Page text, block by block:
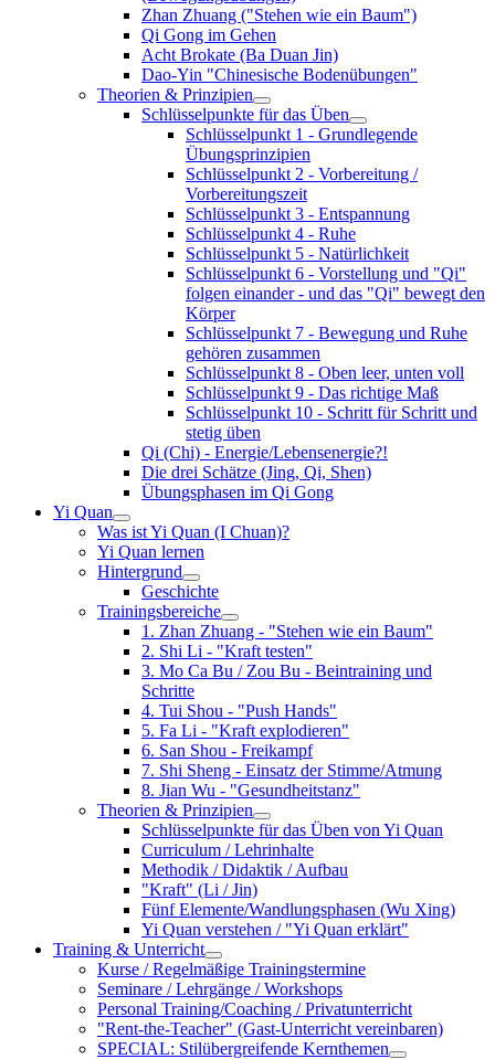
Zhan Zhuang ("Stehen wie ein Baum")
Qi Gong im Gehen
Acht Brokate (Ba Duan Jin)
Dao-Yin "Chinesische Bodenübungen"
Theorien & Prinzipien
Schlüsselpunkte für das Üben
Schlüsselpunkt 1 - Grundlegende
Übungsprinzipien
Schlüsselpunkt 2 - Vorbereitung /
Vorbereitungszeit
Schlüsselpunkt 3 - Entspannung
Schlüsselpunkt 4 - Ruhe
Schlüsselpunkt 5 - Natürlichkeit
Schlüsselpunkt 6 - Vorstellung und "Qi"
folgen einander - und das "Qi" bewegt den
Körper
Schlüsselpunkt 7 - Bewegung und Ruhe
gehören zusammen
Schlüsselpunkt 8 - Oben leer, unten voll
Schlüsselpunkt 9 - Das richtige Maß
Schlüsselpunkt 10 - Schritt für Schritt und
stetig üben
Qi (Chi) - Energie/Lebensenergie?!
Die drei Schätze (Jing, Qi, Shen)
Übungsphasen im Qi Gong
Yi Quan
Was ist Yi Quan (I Chuan)?
Yi Quan lernen
Hintergrund
Geschichte
Trainingsbereiche
1. Zhan Zhuang - "Stehen wie ein Baum"
2. Shi Li - "Kraft testen"
3. Mo Ca Bu / Zou Bu - Beintraining und
Schritte
4. Tui Shou - "Push Hands"
5. Fa Li - "Kraft explodieren"
6. San Shou - Freikampf
7. Shi Sheng - Einsatz der Stimme/Atmung
8. Jian Wu - "Gesundheitstanz"
Theorien & Prinzipien
Schlüsselpunkte für das Üben von Yi Quan
Curriculum / Lehrinhalte
Methodik / Didaktik / Aufbau
"Kraft" (Li / Jin)
Fünf Elemente/Wandlungsphasen (Wu Xing)
Yi Quan verstehen / "Yi Quan erklärt"
Training & Unterricht
Kurse / Regelmäßige Trainingstermine
Seminare / Lehrgänge / Workshops
Personal Training/Coaching / Privatunterricht
"Rent-the-Teacher" (Gast-Unterricht vereinbaren)
SPECIAL: Stilübergreifende Kernthemen